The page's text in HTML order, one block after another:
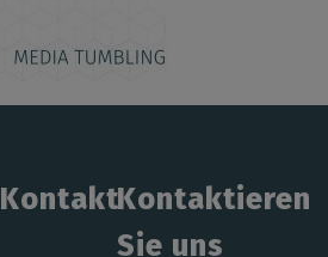
KontaktKontaktieren
Sie uns